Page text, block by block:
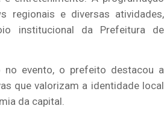
regionais e diversas atividades,
institucional da Prefeitura de
no evento, o prefeito destacou a
que valorizam a identidade local
da capital.